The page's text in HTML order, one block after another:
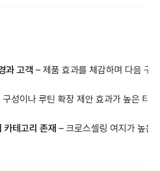
과 고객 – 제품 효과를 체감하며 다음 구
성이나 루틴 확장 제안 효과가 높은 타겟
카테고리 존재 – 크로스셀링 여지가 높은